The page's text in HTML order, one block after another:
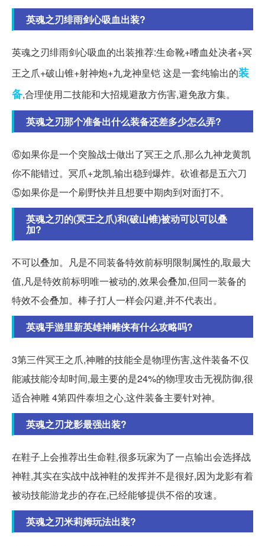
英魂之刃绯雨剑心吸血出装?
英魂之刃绯雨剑心吸血的出装推荐:生命靴+嗜血处决者+冥
王之爪+破山锥+射神炮+九龙神皇铠 这是一套纯输出的装
备,合理使用二技能和大招规避敌方伤害,避免敌方集。
英魂之刃那个准备出什么装备还差多少怎么弄?
⑥如果你是一个突脸战士做出了冥王之爪,那么九神龙黄凯
你不能错过。冥爪+龙凯,输出稳到爆炸。砍谁都是五六刀
⑤如果你是一个刷野快并且想要中期肉到对面打不。
英魂之刃的(冥王之爪)和(破山锥)被动可以可以叠
加?
不可以叠加。凡是不同装备特效前标明限制属性的,取最大
值,凡是特效前标明唯一被动的,效果会叠加,但同一装备的
特效不会叠加。棒子打人一样会闪避,并不代表出。
英魂手游里新英雄神雕侠有什么攻略吗?
3第三件冥王之爪,神雕的技能全是物理伤害,这件装备不仅
能减技能冷却时间,最主要的是24%的物理攻击无视防御,很
适合神雕 4第四件泰坦之心,这件装备主要针对神。
英魂之刃龙影最强出装?
在鞋子上会推荐出生命鞋,很多玩家为了一点输出会选择战
神鞋,其实在实战中战神鞋的发挥并不是很好,因为龙影有着
被动技能游龙步的存在,已经能够提供不俗的攻速。
英魂之刃米莉姆玩法出装?